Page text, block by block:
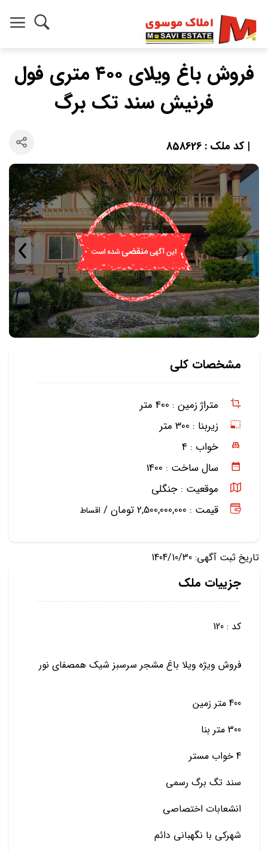
فروش باغ ویلای ۴۰۰ متری فول
فرنیش سند تک برگ
| کد ملک : 858626
مشخصات کلی
متراژ زمین : 400 متر
زیربنا : 300 متر
خواب : 4
سال ساخت : 1400
موقعیت : جنگلی
قیمت : 2,500,000,000 تومان /
اقساط
تاریخ ثبت آگهی: 1404/10/30
جزییات ملک
کد : 120
فروش ویژه ویلا باغ مشجر سرسبز شیک همصفای نور
400 متر زمین
300 متر بنا
4 خواب مستر
سند تگ برگ رسمی
انشعابات اختصاصی
شهرکی با نگهبانی دائم